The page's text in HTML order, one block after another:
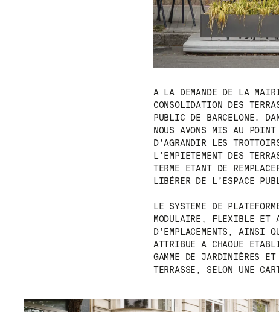
À LA DEMANDE DE LA
CONSOLIDATION DES
PUBLIC DE BARCELONE.
NOUS AVONS MIS AU POINT
D’AGRANDIR LES
L’EMPIÈTEMENT DES
TERME ÉTANT DE
LIBÉRER DE L’ESPACE
LE SYSTÈME DE
MODULAIRE, FLEXIBLE ET
D’EMPLACEMENTS, AINSI
ATTRIBUÉ À CHAQUE
GAMME DE JARDINIÈRES ET
TERRASSE, SELON UNE
MENU RRSS